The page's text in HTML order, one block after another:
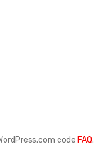
code FAQ.